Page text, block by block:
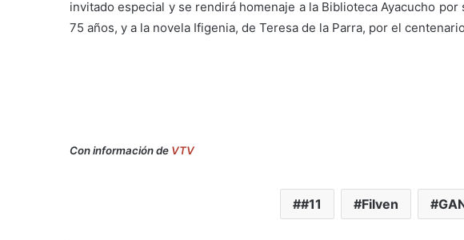
invitado especial y se rendirá homenaje a la Biblioteca Ayacucho
75 años, y a la novela Ifigenia, de Teresa de la Parra, por el
Con información de VTV
#11 Filven